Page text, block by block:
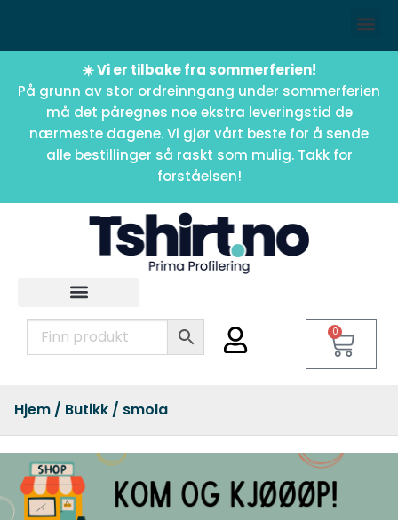
☀️ Vi er tilbake fra sommerferien!
På grunn av stor ordreinngang under sommerferien
må det påregnes noe ekstra leveringstid de
nærmeste dagene. Vi gjør vårt beste for å sende
alle bestillinger så raskt som mulig. Takk for
forståelsen!
0
Hjem / Butikk / smola